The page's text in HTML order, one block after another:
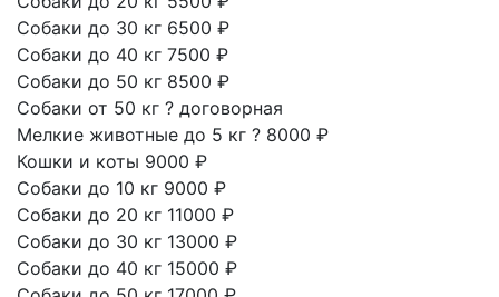
Собаки до 30 кг 6500 ₽
Собаки до 40 кг 7500 ₽
Собаки до 50 кг 8500 ₽
Собаки от 50 кг ? договорная
Мелкие животные до 5 кг ? 8000 ₽
Кошки и коты 9000 ₽
Собаки до 10 кг 9000 ₽
Собаки до 20 кг 11000 ₽
Собаки до 30 кг 13000 ₽
Собаки до 40 кг 15000 ₽